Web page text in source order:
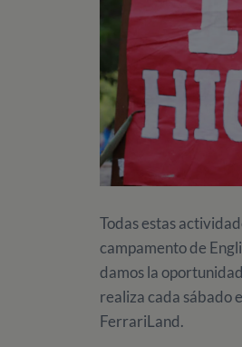
Todas estas
campamento de
damos la
realiza cada sábado
FerrariLand.